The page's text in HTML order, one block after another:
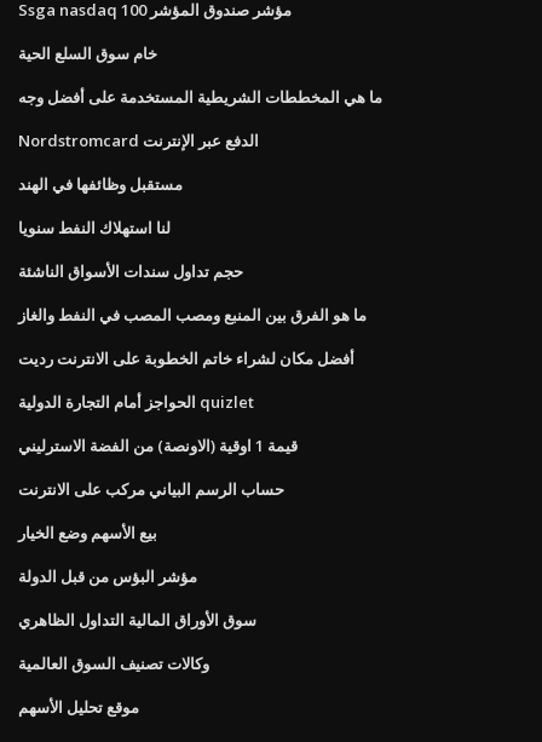
Ssga nasdaq 100 مؤشر صندوق المؤشر
خام سوق السلع الحية
ما هي المخططات الشريطية المستخدمة على أفضل وجه
Nordstromcard الدفع عبر الإنترنت
مستقبل وظائفها في الهند
لنا استهلاك النفط سنويا
حجم تداول سندات الأسواق الناشئة
ما هو الفرق بين المنبع ومصب المصب في النفط والغاز
أفضل مكان لشراء خاتم الخطوبة على الانترنت رديت
الحواجز أمام التجارة الدولية quizlet
قيمة 1 اوقية (الاونصة) من الفضة الاسترليني
حساب الرسم البياني مركب على الانترنت
بيع الأسهم وضع الخيار
مؤشر البؤس من قبل الدولة
سوق الأوراق المالية التداول الظاهري
وكالات تصنيف السوق العالمية
موقع تحليل الأسهم